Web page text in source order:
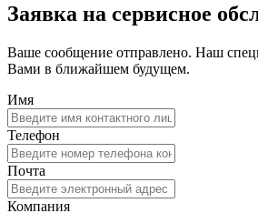
Заявка на сервисное
Ваше сообщение отправлено. Наш
Вами в ближайшем будущем.
Имя
Телефон
Почта
Компания